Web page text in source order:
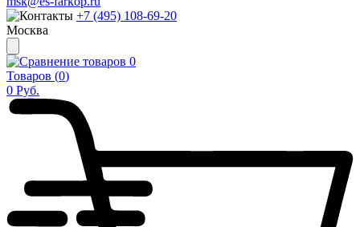
+7 (495) 108-69-20
Москва
0
Товаров (0)
0 Руб.